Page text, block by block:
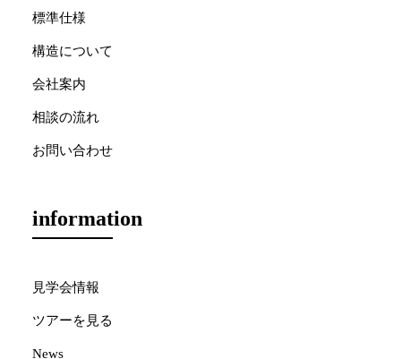
標準仕様
構造について
会社案内
相談の流れ
お問い合わせ
information
見学会情報
ツアーを見る
News